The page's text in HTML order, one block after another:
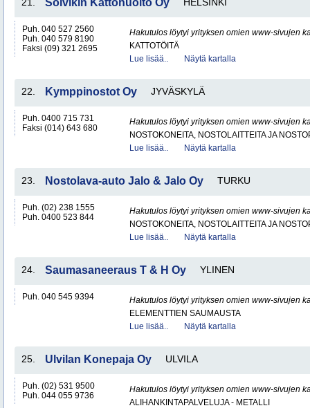
Solvikin Kattohuolto Oy
Puh. 040 527 2560
Puh. 040 579 8190
Faksi (09) 321 2695
Hakutulos löytyi yrityksen omien www-sivujen
KATTOTÖITÄ
Lue lisää..
Näytä kartalla
22. Kymppinostot Oy JYVÄSKYLÄ
Puh. 0400 715 731
Faksi (014) 643 680
Hakutulos löytyi yrityksen omien www-sivujen
NOSTOKONEITA, NOSTOLAITTEITA JA
Lue lisää..
Näytä kartalla
23. Nostolava-auto Jalo & Jalo Oy TURKU
Puh. (02) 238 1555
Puh. 0400 523 844
Hakutulos löytyi yrityksen omien www-sivujen
NOSTOKONEITA, NOSTOLAITTEITA JA
Lue lisää..
Näytä kartalla
24. Saumasaneeraus T & H Oy YLINEN
Puh. 040 545 9394
Hakutulos löytyi yrityksen omien www-sivujen
ELEMENTTIEN SAUMAUSTA
Lue lisää..
Näytä kartalla
25. Ulvilan Konepaja Oy ULVILA
Puh. (02) 531 9500
Puh. 044 055 9736
Hakutulos löytyi yrityksen omien www-sivujen
ALIHANKINTAPALVELUJA - METALLI